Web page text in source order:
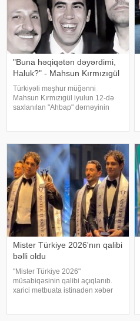
"Buna həqiqətən dəyərdimi,
Haluk?" - Mahsun Kırmızıgül
Türkiyəli məşhur müğənni
Mahsun Kırmızıgül iyulun 12-də
saxlanılan "Ahbap" dərnəyinin
hesabında bir zamanlar ən yaxı
Mister Türkiye 2026'nın qalibi
bəlli oldu
"Mister Türkiye 2026"
müsabiqəsinin qalibi açıqlanıb.
xarici mətbuata istinadən xəbər